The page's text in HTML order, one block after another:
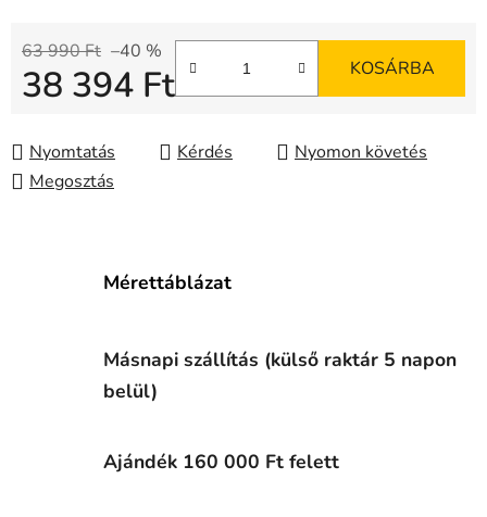
63 990 Ft –40 %
38 394 Ft KOSÁRBA
Nyomtatás Kérdés
Nyomon követés
Megosztás
Mérettáblázat
Másnapi szállítás (külső raktár 5 napon
belül)
Ajándék 160 000 Ft felett